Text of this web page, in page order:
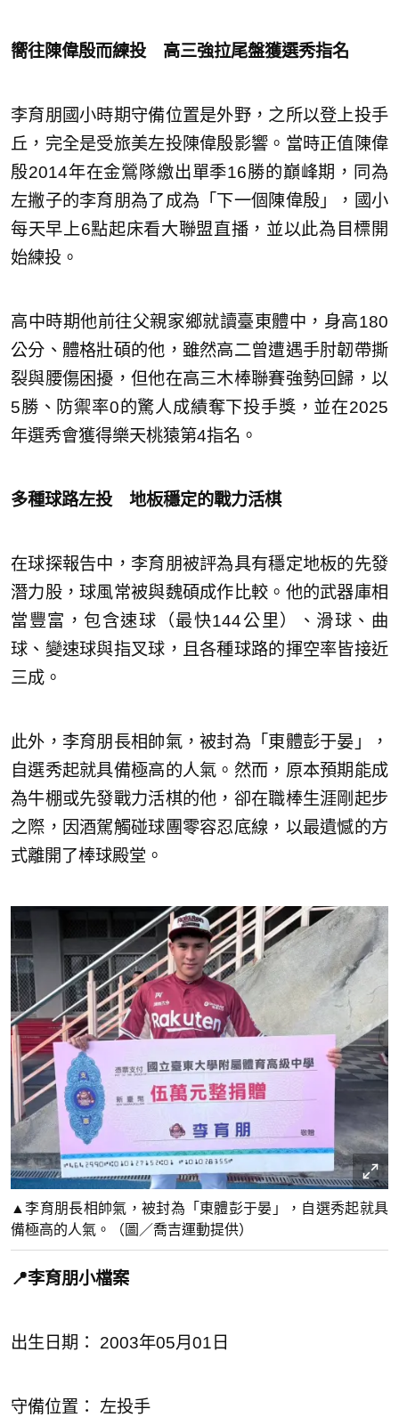
嚮往陳偉殷而練投 高三強拉尾盤獲選秀指名
李育朋國小時期守備位置是外野，之所以登上投手
丘，完全是受旅美左投陳偉殷影響。當時正值陳偉
殷2014年在金鶯隊繳出單季16勝的巔峰期，同為
左撇子的李育朋為了成為「下一個陳偉殷」，國小
每天早上6點起床看大聯盟直播，並以此為目標開
始練投。
高中時期他前往父親家鄉就讀臺東體中，身高180
公分、體格壯碩的他，雖然高二曾遭遇手肘韌帶撕
裂與腰傷困擾，但他在高三木棒聯賽強勢回歸，以
5勝、防禦率0的驚人成績奪下投手獎，並在2025
年選秀會獲得樂天桃猿第4指名。
多種球路左投 地板穩定的戰力活棋
在球探報告中，李育朋被評為具有穩定地板的先發
潛力股，球風常被與魏碩成作比較。他的武器庫相
當豐富，包含速球（最快144公里）、滑球、曲
球、變速球與指叉球，且各種球路的揮空率皆接近
三成。
此外，李育朋長相帥氣，被封為「東體彭于晏」，
自選秀起就具備極高的人氣。然而，原本預期能成
為牛棚或先發戰力活棋的他，卻在職棒生涯剛起步
之際，因酒駕觸碰球團零容忍底線，以最遺憾的方
式離開了棒球殿堂。
▲李育朋長相帥氣，被封為「東體彭于晏」，自選秀起就具
備極高的人氣。（圖／喬吉運動提供）
📍李育朋小檔案
出生日期： 2003年05月01日
守備位置： 左投手